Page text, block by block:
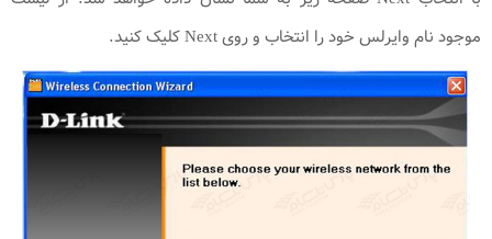
موجود نام وایرلس خود را انتخاب و روی Next کلیک کنید.